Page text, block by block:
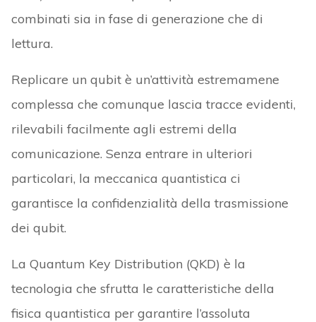
combinati sia in fase di generazione che di
lettura.
Replicare un qubit è un’attività estremamene
complessa che comunque lascia tracce evidenti,
rilevabili facilmente agli estremi della
comunicazione. Senza entrare in ulteriori
particolari, la meccanica quantistica ci
garantisce la confidenzialità della trasmissione
dei qubit.
La Quantum Key Distribution (QKD) è la
tecnologia che sfrutta le caratteristiche della
fisica quantistica per garantire l’assoluta